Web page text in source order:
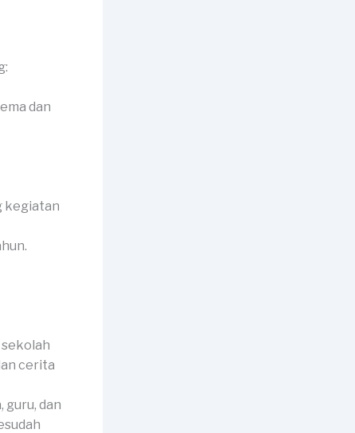
dan
kegiatan
cerita
guru, dan